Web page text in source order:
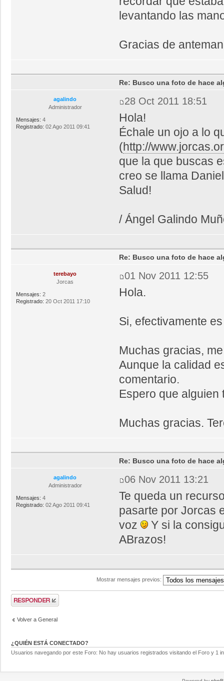
levantando las
Gracias de
agalindo
Administrador
Mensajes: 4
Registrado: 02 Ago 2011 09:41
Re: Busco una foto de hace
28 Oct 2011 18:51
Hola!
Échale un ojo a lo
(http://
que la que buscas
creo se llama
Salud!
/ Ángel Galindo
terebayo
Jorcas
Mensajes: 2
Registrado: 20 Oct 2011 17:10
Re: Busco una foto de hace
01 Nov 2011 12:55
Hola.
Si, efectivamente
Muchas gracias,
Aunque la calidad
comentario.
Espero que alguien
Muchas gracias.
agalindo
Administrador
Mensajes: 4
Registrado: 02 Ago 2011 09:41
Re: Busco una foto de hace
06 Nov 2011 13:21
Te queda un
pasarte por Jorcas
voz
Y si la
ABrazos!
Mostrar mensajes previos:
Volver a General
¿QUIÉN ESTÁ CONECTADO?
Usuarios navegando por este Foro: No hay usuarios registrados visitando el Foro y 1